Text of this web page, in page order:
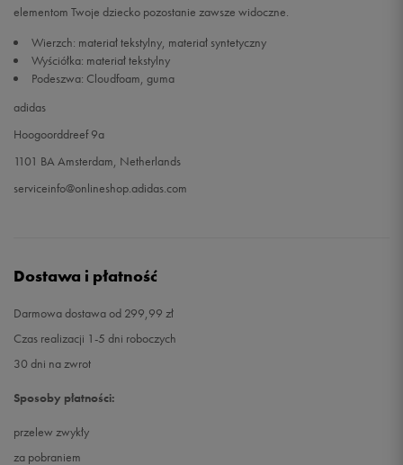
elementom Twoje dziecko pozostanie zawsze widoczne.
Wierzch: materiał tekstylny, materiał syntetyczny
Wyściółka: materiał tekstylny
Podeszwa: Cloudfoam, guma
adidas
Hoogoorddreef 9a
1101 BA Amsterdam, Netherlands
serviceinfo@onlineshop.adidas.com
Dostawa i płatność
Darmowa dostawa od 299,99 zł
Czas realizacji 1-5 dni roboczych
30 dni na zwrot
Sposoby płatności:
przelew zwykły
za pobraniem